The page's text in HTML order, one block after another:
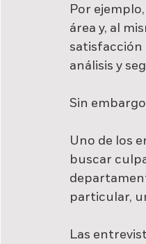
Por
área y, al
satisfacción
análisis y
Sin
Uno de los
buscar
particular,
Las